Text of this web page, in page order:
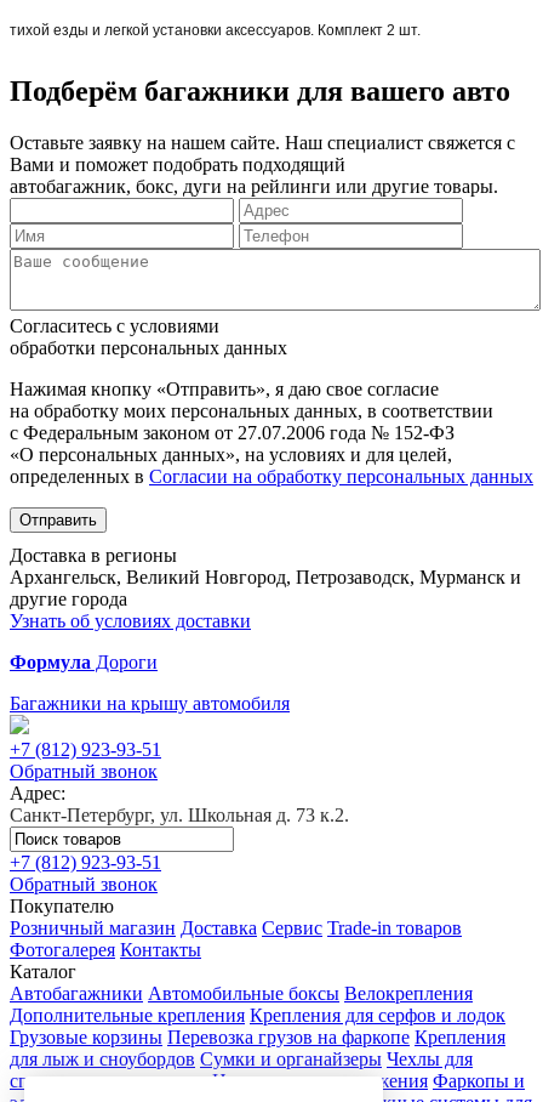
тихой езды и легкой установки аксессуаров. Комплект 2 шт.
Подберём багажники для вашего авто
Оставьте заявку на нашем сайте. Наш специалист свяжется с
Вами и поможет подобрать подходящий
автобагажник, бокс, дуги на рейлинги или другие товары.
Согласитесь с условиями
обработки персональных данных
Нажимая кнопку «Отправить», я даю свое согласие
на обработку моих персональных данных, в соответствии
с Федеральным законом от 27.07.2006 года № 152-ФЗ
«О персональных данных», на условиях и для целей,
определенных в Согласии на обработку персональных данных
Отправить
Доставка в регионы
Архангельск, Великий Новгород, Петрозаводск, Мурманск и
другие города
Узнать об условиях доставки
Формула Дороги
Багажники на крышу автомобиля
+7 (812) 923-93-51
Обратный звонок
Адрес:
Санкт-Петербург, ул. Школьная д. 73 к.2.
+7 (812) 923-93-51
Обратный звонок
Покупателю
Розничный магазин Доставка Сервис Trade-in товаров
Фотогалерея Контакты
Каталог
Автобагажники Автомобильные боксы Велокрепления
Дополнительные крепления Крепления для серфов и лодок
Грузовые корзины Перевозка грузов на фаркопе Крепления
для лыж и сноубордов Сумки и органайзеры Чехлы для
спортивного инвентаря
Цепи противоскольжения Фаркопы и